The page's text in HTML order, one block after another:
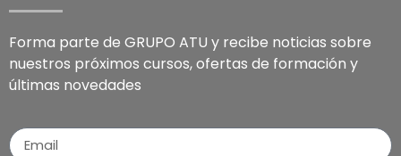
Forma parte de GRUPO ATU y recibe noticias sobre
nuestros próximos cursos, ofertas de formación y
últimas novedades